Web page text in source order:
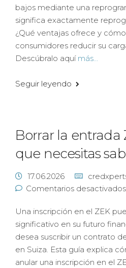
bajos mediante una
significa exactamente
¿Qué ventajas ofrece y
consumidores reducir su
Descúbralo aquí más...
Seguir leyendo
Borrar la entrada
que necesitas
17.06.2026
Comentarios desactivados
Una inscripción en el ZEK
significativo en su futuro
desea suscribir un contrato
en Suiza. Esta guía explica
anular una inscripción en el